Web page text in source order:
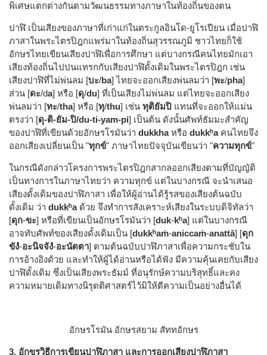
พิเศษแตกต่างกันตามวัฒนธรรมทางภาษาในท้องถิ่นของตน
ปาฬิ เป็นเสียงของภาษาที่เก่าแก่ในตระกูลอินโด-ยูโรเปียน เมื่อปาฬิ
ภาสาในพระไตรปิฎกแพร่มาในท้องถิ่นสุวรรณภูมิ ชาวไทยก็ใช้
อักษรไทยเขียนเสียงปาฬิเพื่อการศึกษา แต่บางกรณีคนไทยมักเอา
เสียงท้องถิ่นไปปนแทรกกับเสียงปาฬิดั้งเดิมในพระไตรปิฎก เช่น
เสียงปาฬิที่ไม่พ่นลม [บะ/ba] ไทยจะออกเสียงพ่นลมว่า [พะ/pha]
ส่วน [ดะ/da] หรือ [ดุ/du] ที่เป็นเสียงไม่พ่นลม แต่ไทยจะออกเสียง
พ่นลมว่า [ทะ/tha] หรือ [ทุ/thu] เช่น ทุติยัมปิ แทนที่จะออกให้แม่น
ตรงว่า [ดุ-ติ-ยัม-ปิ/du-ti-yam-pi] เป็นต้น ดังนั้นศัพท์ธัมมะสำคัญ
ของปาฬิที่เขียนด้วยอักษรโรมันว่า dukkhaหรือ dukkʰaคนไทยจึง
ออกเสียงเปลี่ยนเป็น "ทุกข์" ภาษาไทยปัจจุบันเขียนว่า "ความทุกข์"
ในกรณีดังกล่าวโครงการพระไตรปิฎกสากลออกเสียงตามที่บัญญัติ
เป็นทางการในภาษาไทยว่า ความทุกข์ แต่ในบางกรณี จะนำเสนอ
เสียงดั้งเดิมของปาฬิภาสา เพื่อให้ผู้อ่านได้รู้รสของเสียงต้นฉบับ
ดั้งเดิม ว่า dukkʰaด้วย จึงทำการสังเคราะห์เสียงในระบบดิจิทัลว่า
[ดุก-ขะ] หรือที่เขียนเป็นอักษรโรมันว่า [duk-kʰa] แต่ในบางกรณี
อาจทับศัพท์ของเสียงดั้งเดิมเป็น [dukkʰaṁ-aniccaṁ-anattā] [ดุก
ขังํ-อะนิจจังํ-อะนัตตา] ตามต้นฉบับปาฬิภาสาเพื่อความกระชับใน
การอ้างอิงด้วย และทำให้ผู้ได้อ่านหรือได้ฟัง มีความคุ้นเคยกับเสียง
ปาฬิดั้งเดิม ซึ่งเป็นเสียงพระธัมม์ ที่อนุรักษ์ความบริสุทธิ์และคง
ความหมายเดิมทางนิรุตติศาสตร์ไว้มิให้ตีความเป็นอย่างอื่นได้
อักษรโรมัน อักษรสยาม สัททอักษร
3. อักขรวิธีการเขียนปาฬิภาสา และการออกเสียงปาฬิภาสา